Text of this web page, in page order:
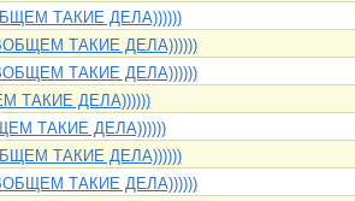
ТАКИЕ ДЕЛА))))))
ТАКИЕ ДЕЛА))))))
ТАКИЕ ДЕЛА))))))
ТАКИЕ ДЕЛА))))))
ТАКИЕ ДЕЛА))))))
ТАКИЕ ДЕЛА))))))
ТАКИЕ ДЕЛА))))))